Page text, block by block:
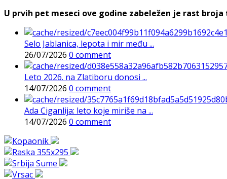
U prvih pet meseci ove godine zabeležen je rast
Selo Jablanica, lepota i mir među ...
26/07/2026 0 comment
Leto 2026. na Zlatiboru donosi ...
14/07/2026 0 comment
Ada Ciganlija: leto koje miriše na ...
14/07/2026 0 comment